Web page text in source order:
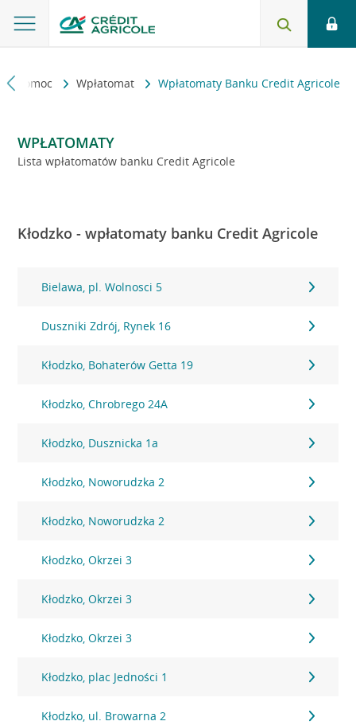
i pomoc Wpłatomat Wpłatomaty Banku Credit Agricole
WPŁATOMATY
Lista wpłatomatów banku Credit Agricole
Kłodzko - wpłatomaty banku Credit Agricole
Bielawa, pl. Wolnosci 5
Duszniki Zdrój, Rynek 16
Kłodzko, Bohaterów Getta 19
Kłodzko, Chrobrego 24A
Kłodzko, Dusznicka 1a
Kłodzko, Noworudzka 2
Kłodzko, Noworudzka 2
Kłodzko, Okrzei 3
Kłodzko, Okrzei 3
Kłodzko, Okrzei 3
Kłodzko, plac Jedności 1
Kłodzko, ul. Browarna 2